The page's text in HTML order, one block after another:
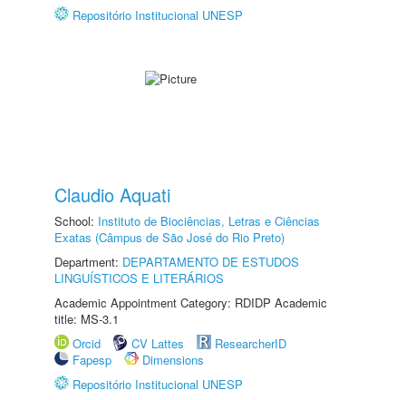
Repositório Institucional UNESP
Claudio Aquati
School: Instituto de Biociências, Letras e Ciências
Exatas (Câmpus de São José do Rio Preto)
Department: DEPARTAMENTO DE ESTUDOS
LINGUÍSTICOS E LITERÁRIOS
Academic Appointment Category: RDIDP Academic
title: MS-3.1
Orcid
CV Lattes
ResearcherID
Fapesp
Dimensions
Repositório Institucional UNESP